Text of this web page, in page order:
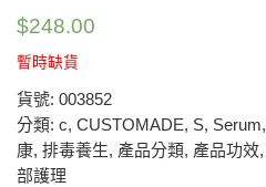
$248.00
暫時缺貨
貨號: 003852
分類: c, CUSTOMADE, S, Serum,
康, 排毒養生, 產品分類, 產品功效,
部護理